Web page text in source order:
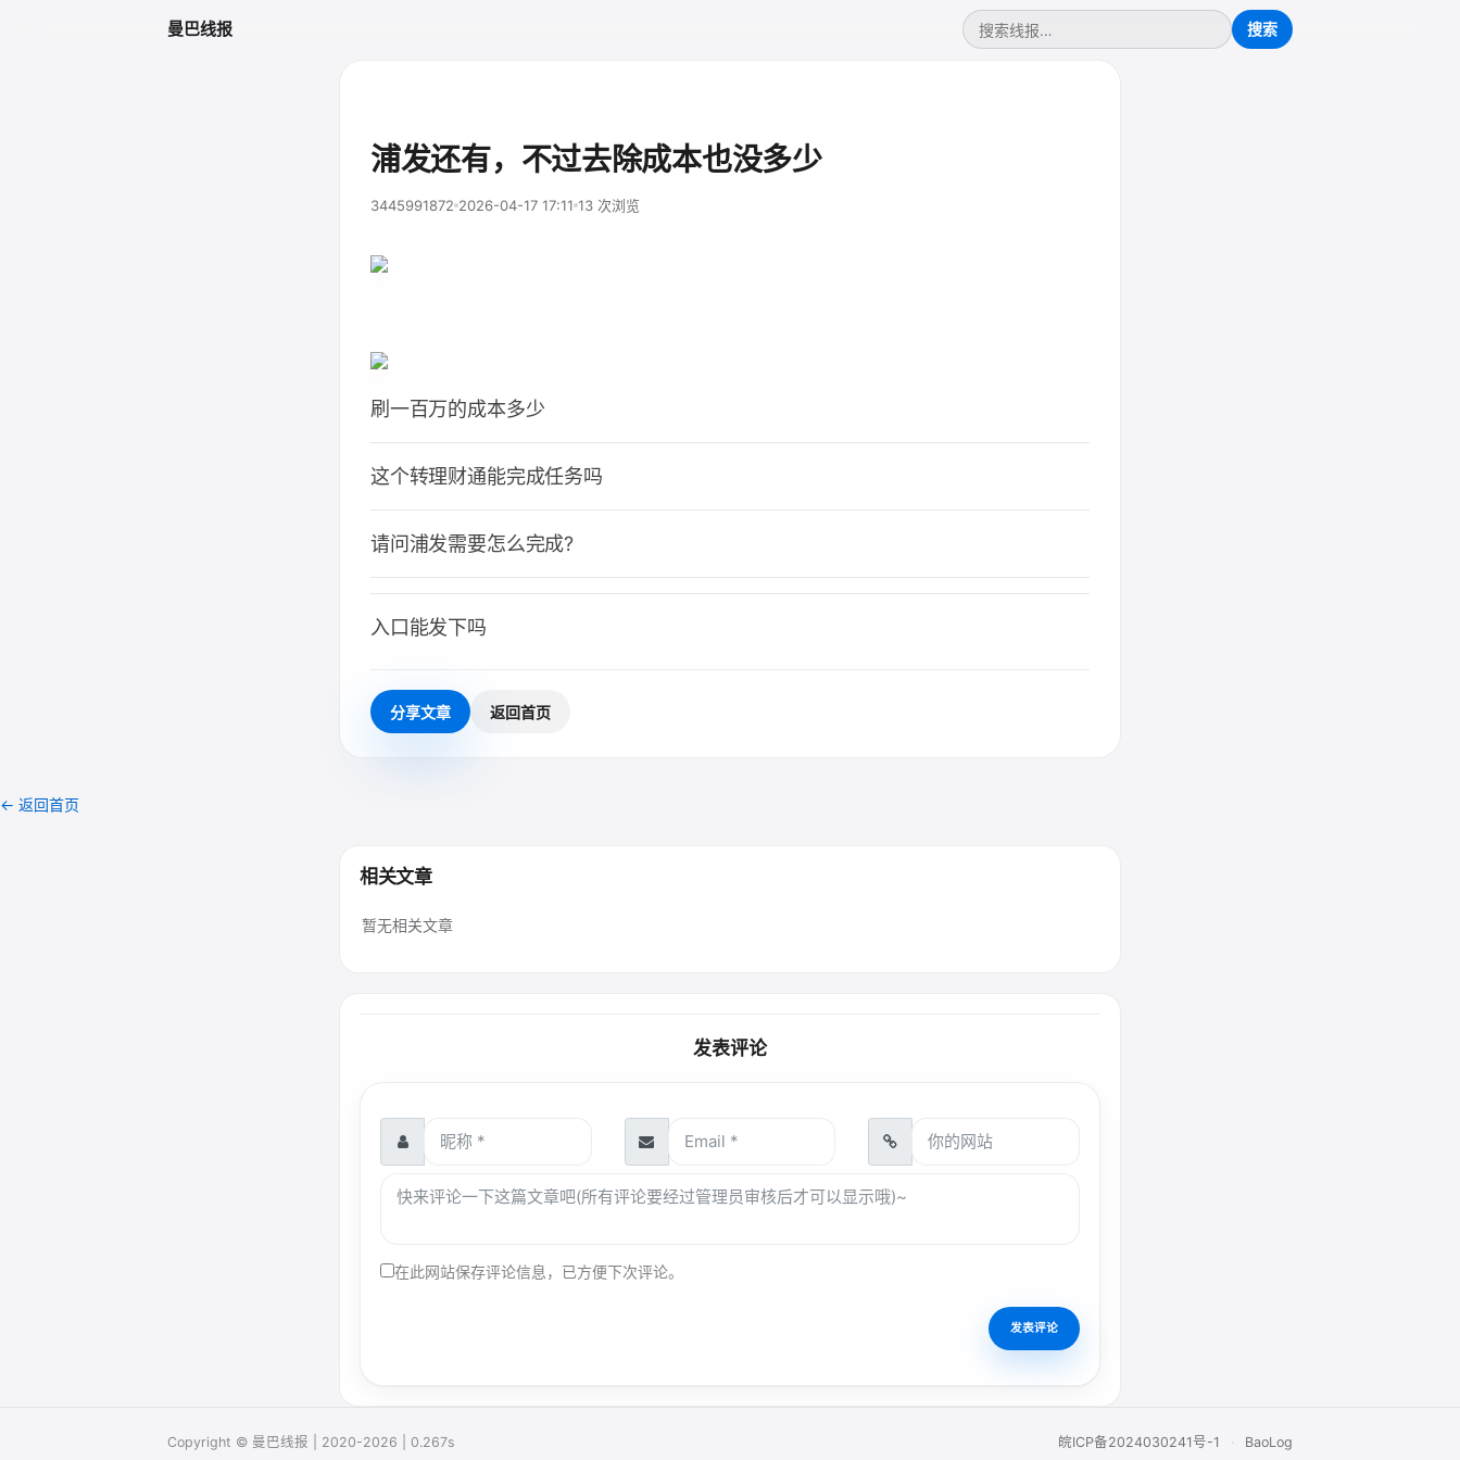
曼巴线报
浦发还有，不过去除成本也没多少
3445991872 2026-04-17 17:11 13 次浏览
刷一百万的成本多少
这个转理财通能完成任务吗
请问浦发需要怎么完成?
入口能发下吗
分享文章 返回首页
← 返回首页
相关文章
暂无相关文章
发表评论
在此网站保存评论信息，已方便下次评论。
Copyright © 曼巴线报 | 2020-2026 | 0.267s 皖ICP备2024030241号-1 · BaoLog